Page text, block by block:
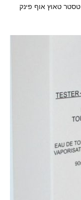
Lacoste Touch of Pink 90 ml EDT Tester טסטר טאוץ אוף פינק